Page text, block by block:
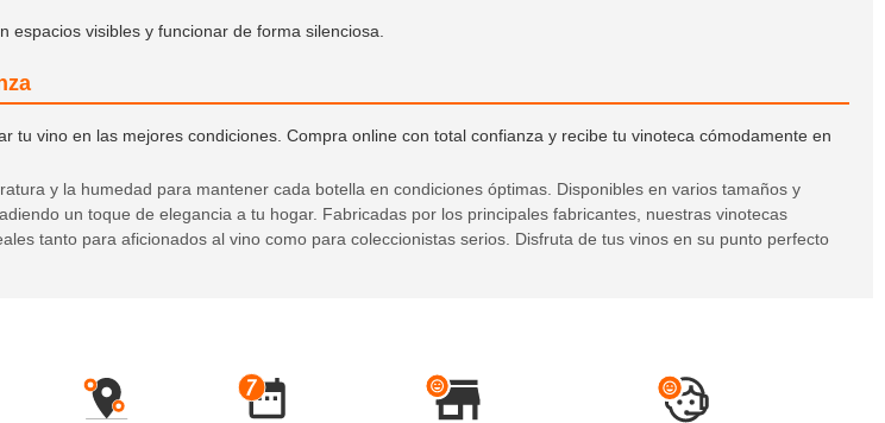
espacios visibles y funcionar de forma silenciosa.
tu vino en las mejores condiciones. Compra online con total confianza y recibe tu vinoteca cómodamente en
y la humedad para mantener cada botella en condiciones óptimas. Disponibles en varios tamaños y
un toque de elegancia a tu hogar. Fabricadas por los principales fabricantes, nuestras vinotecas
tanto para aficionados al vino como para coleccionistas serios. Disfruta de tus vinos en su punto perfecto